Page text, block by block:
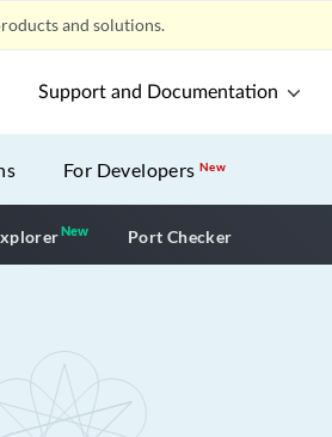
and solutions.
Support and Documentation
For DevelopersNew
NewNew application
Port Checker